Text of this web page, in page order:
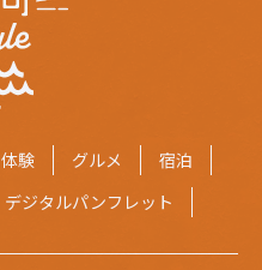
体験 グルメ
宿泊
デジタルパンフレット